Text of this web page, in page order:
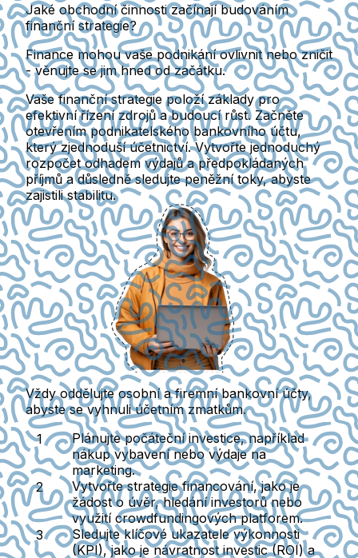
Jaké obchodní činnosti začínají budováním
finanční strategie?
Finance mohou vaše podnikání ovlivnit nebo zničit
- věnujte se jim hned od začátku.
Vaše finanční strategie položí základy pro
efektivní řízení zdrojů a budoucí růst. Začněte
otevřením podnikatelského bankovního účtu,
který zjednoduší účetnictví. Vytvořte jednoduchý
rozpočet odhadem výdajů a předpokládaných
příjmů a důsledně sledujte peněžní toky, abyste
zajistili stabilitu.
Vždy oddělujte osobní a firemní bankovní účty,
abyste se vyhnuli účetním zmatkům.
Plánujte počáteční investice, například
nákup vybavení nebo výdaje na
marketing.
Vytvořte strategie financování, jako je
žádost o úvěr, hledání investorů nebo
využití crowdfundingových platforem.
Sledujte klíčové ukazatele výkonnosti
(KPI), jako je návratnost investic (ROI) a